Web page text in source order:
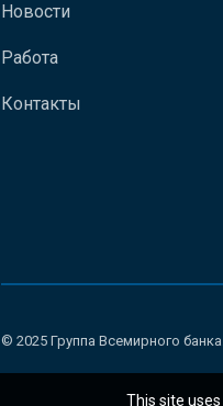
Новости
Работа
Контакты
© 2025 Группа Всемирного
This site